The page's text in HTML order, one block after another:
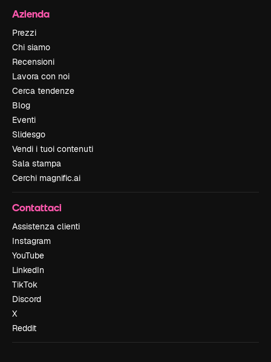
Azienda
Prezzi
Chi siamo
Recensioni
Lavora con noi
Cerca tendenze
Blog
Eventi
Slidesgo
Vendi i tuoi contenuti
Sala stampa
Cerchi magnific.ai
Contattaci
Assistenza clienti
Instagram
YouTube
LinkedIn
TikTok
Discord
X
Reddit